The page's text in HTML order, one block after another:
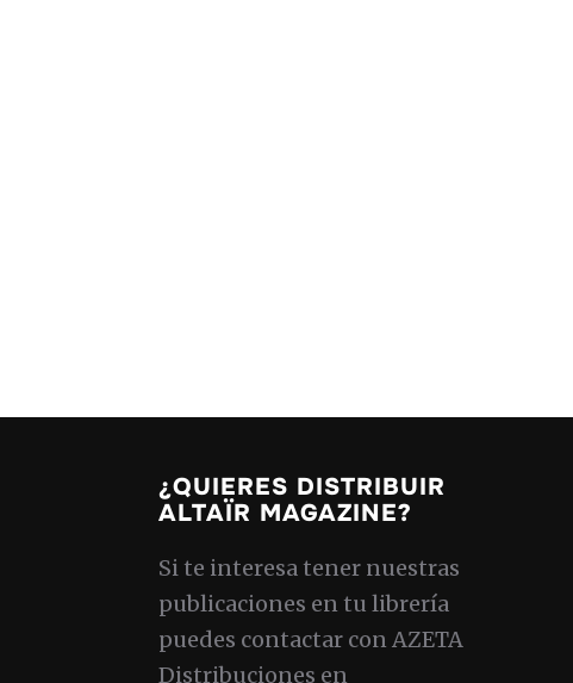
¿QUIERES DISTRIBUIR
ALTAÏR MAGAZINE?
Si te interesa tener nuestras
publicaciones en tu librería
puedes contactar con AZETA
Distribuciones en